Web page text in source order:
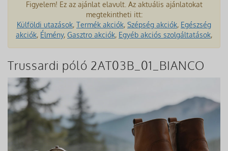
Figyelem! Ez az ajánlat elavult. Az aktuális ajánlatokat
megtekintheti itt:
Külföldi utazások, Termék akciók, Szépség akciók, Egészség
akciók, Élmény, Gasztro akciók, Egyéb akciós szolgáltatások,
Trussardi póló 2AT03B_01_BIANCO